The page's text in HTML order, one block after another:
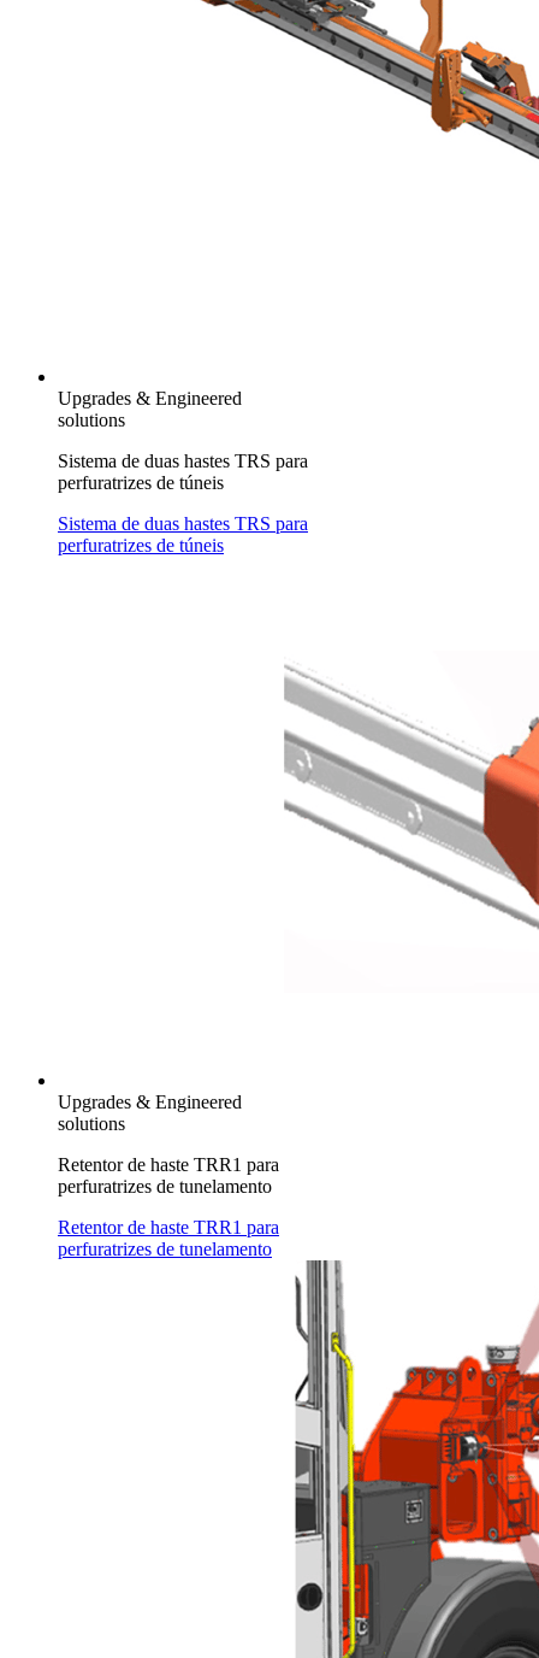
Upgrades & Engineered
solutions
Sistema de duas hastes TRS para
perfuratrizes de túneis
Sistema de duas hastes TRS para
perfuratrizes de túneis
Upgrades & Engineered
solutions
Retentor de haste TRR1 para
perfuratrizes de tunelamento
Retentor de haste TRR1 para
perfuratrizes de tunelamento